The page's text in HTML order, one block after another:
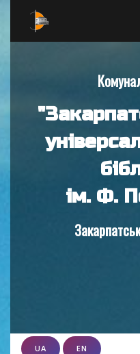
ім. Ф.
UA EN